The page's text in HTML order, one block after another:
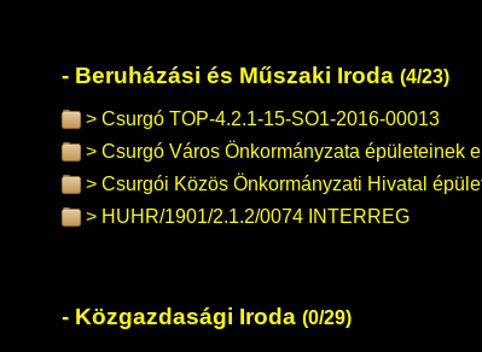
Beruházási és Műszaki Iroda (4/23)
Csurgó TOP-4.2.1-15-SO1-2016-00013
Csurgó Város Önkormányzata épületeinek
Csurgói Közös Önkormányzati Hivatal
HUHR/1901/2.1.2/0074 INTERREG
Közgazdasági Iroda (0/29)